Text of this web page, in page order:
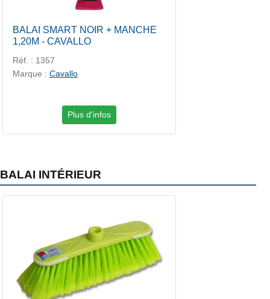
BALAI SMART NOIR + MANCHE
1,20M - CAVALLO
Réf. : 1357
Marque : Cavallo
Plus d'infos
BALAI INTÉRIEUR